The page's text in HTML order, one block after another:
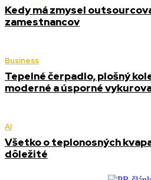
Kedy má zmysel
zamestnancov
Business
Tepelné čerpadlo, plošný
moderné a úsporné
AI
Všetko o teplonosných
dôležité